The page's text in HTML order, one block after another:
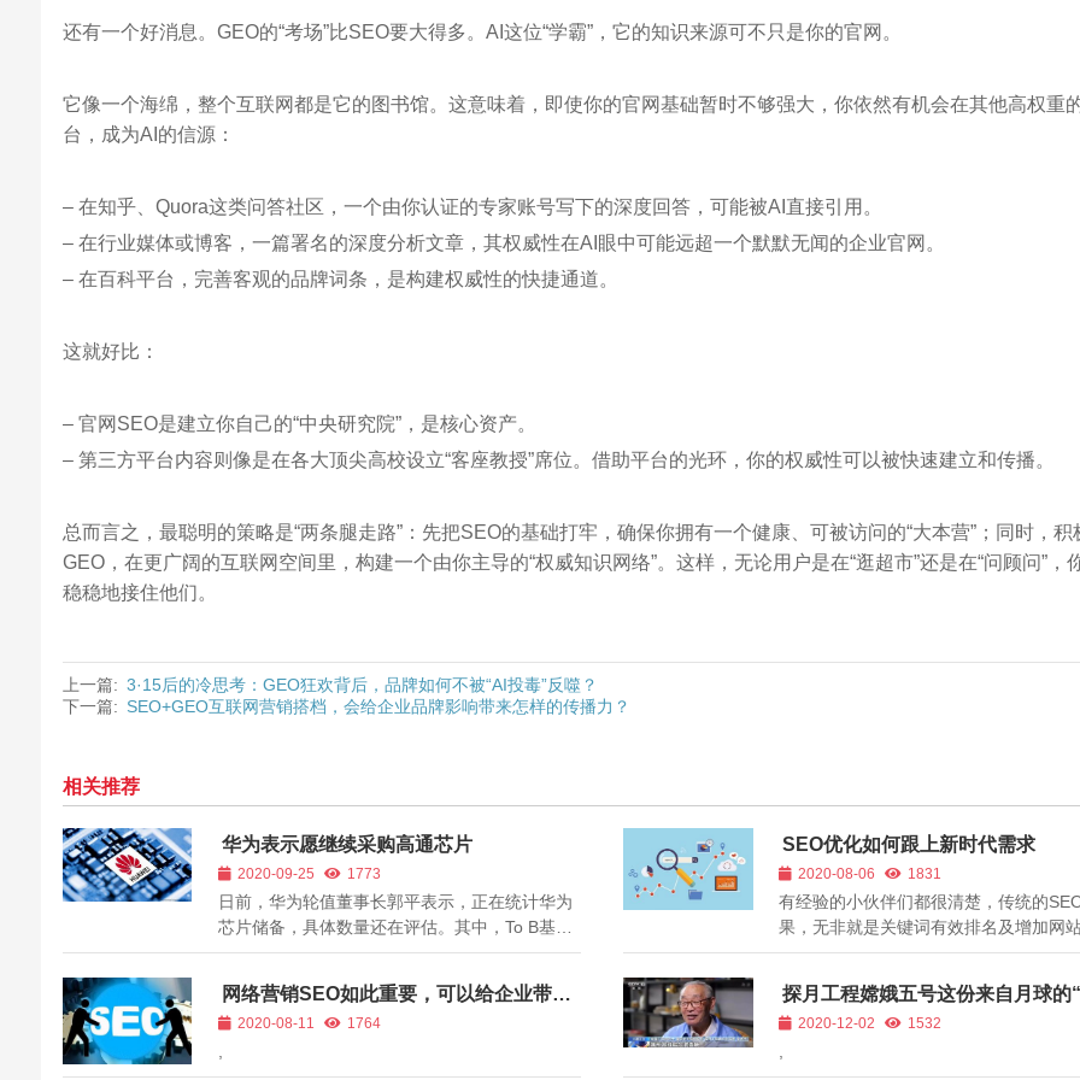
还有一个好消息。GEO的“考场”比SEO要大得多。AI这位“学霸”，它的知识来源可不只是你的官网。
它像一个海绵，整个互联网都是它的图书馆。这意味着，即使你的官网基础暂时不够强大，你依然有机会在其他高权重
台，成为AI的信源：
– 在知乎、Quora这类问答社区，一个由你认证的专家账号写下的深度回答，可能被AI直接引用。
– 在行业媒体或博客，一篇署名的深度分析文章，其权威性在AI眼中可能远超一个默默无闻的企业官网。
– 在百科平台，完善客观的品牌词条，是构建权威性的快捷通道。
这就好比：
– 官网SEO是建立你自己的“中央研究院”，是核心资产。
– 第三方平台内容则像是在各大顶尖高校设立“客座教授”席位。借助平台的光环，你的权威性可以被快速建立和传播。
总而言之，最聪明的策略是“两条腿走路”：先把SEO的基础打牢，确保你拥有一个健康、可被访问的“大本营”；同时，积
GEO，在更广阔的互联网空间里，构建一个由你主导的“权威知识网络”。这样，无论用户是在“逛超市”还是在“问顾问”，
稳稳地接住他们。
上一篇: 3·15后的冷思考：GEO狂欢背后，品牌如何不被“AI投毒”反噬？
下一篇: SEO+GEO互联网营销搭档，会给企业品牌影响带来怎样的传播力？
相关推荐
华为表示愿继续采购高通芯片
2020-09-25 1773
日前，华为轮值董事长郭平表示，正在统计华为
芯片储备，具体数量还在评估。其中，To B基站
的芯片储备比较充分，用于手机的芯片还设法去
美国申请许可证，如果美国政府允许，华为愿意
采购美国芯片产品，比...
SEO优化如何跟上新时代需求
2020-08-06 1831
有经验的小伙伴们都很清楚，传统的
果，无非就是关键词有效排名及增加网站
录数量和PR权重。拓展核心词进而延伸
来研究部署。网站架构的设置、代码优
签、关键词合理密度、图片优化等等，尽
网络营销SEO如此重要，可以给企业带来
明显效益—
2020-08-11 1764
探月工程嫦娥五号这份来自月球的
产”，正在打包！
2020-12-02 1532